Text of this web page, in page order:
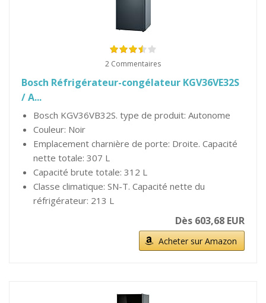
2 Commentaires
Bosch Réfrigérateur-congélateur KGV36VE32S
/ A...
Bosch KGV36VB32S. type de produit: Autonome
Couleur: Noir
Emplacement charnière de porte: Droite. Capacité
nette totale: 307 L
Capacité brute totale: 312 L
Classe climatique: SN-T. Capacité nette du
réfrigérateur: 213 L
Dès 603,68 EUR
Acheter sur Amazon